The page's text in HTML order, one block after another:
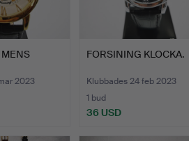
2023
FORSINING KLOCKA.
Klubbades 24 feb 2023
1 bud
36 USD